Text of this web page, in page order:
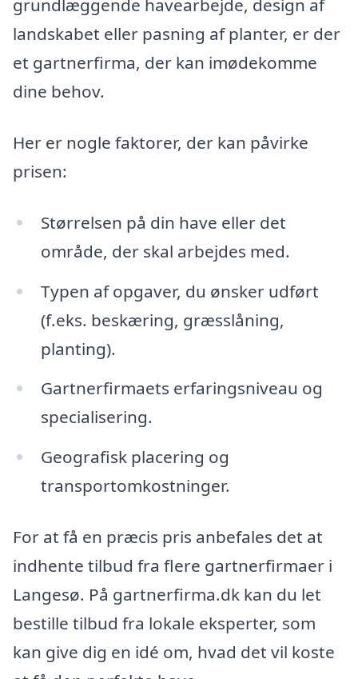
grundlæggende havearbejde, design af
landskabet eller pasning af planter, er der
et gartnerfirma, der kan imødekomme
dine behov.
Her er nogle faktorer, der kan påvirke
prisen:
Størrelsen på din have eller det
område, der skal arbejdes med.
Typen af opgaver, du ønsker udført
(f.eks. beskæring, græsslåning,
planting).
Gartnerfirmaets erfaringsniveau og
specialisering.
Geografisk placering og
transportomkostninger.
For at få en præcis pris anbefales det at
indhente tilbud fra flere gartnerfirmaer i
Langesø. På gartnerfirma.dk kan du let
bestille tilbud fra lokale eksperter, som
kan give dig en idé om, hvad det vil koste